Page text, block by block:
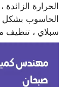
الحرارة
الحاسوب بشكل
سبلاي ، تنظيف